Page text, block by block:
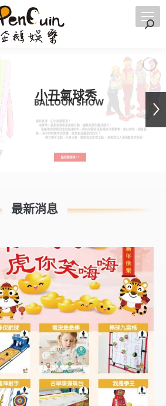
搜
小丑氣球秀
BALLOON SHOW
繽紛氣球，幻化無限驚喜！
由專業小丑表演者帶來逗趣互動、幽默搞笑的舞台魅力，
搭配現場即興的造型氣球創作，將氣球變身成各樣式可愛動物、夢幻角色、創意裝
飾。 孩子們的驚呼與笑聲，就是表演最美的回音！
點我看更多>>
最新消息